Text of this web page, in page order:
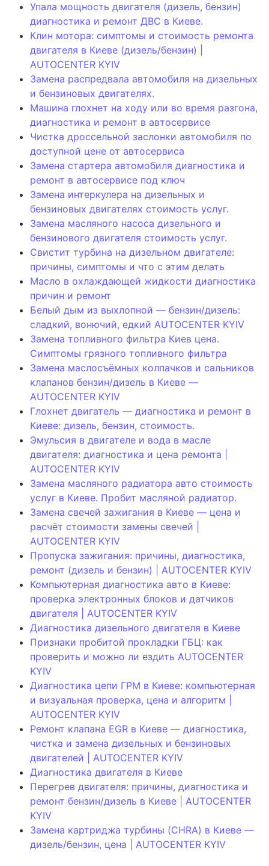
Упала мощность двигателя (дизель, бензин)
диагностика и ремонт ДВС в Киеве.
Клин мотора: симптомы и стоимость ремонта
двигателя в Киеве (дизель/бензин) |
AUTOCENTER KYIV
Замена распредвала автомобиля на дизельных
и бензиновых двигателях.
Машина глохнет на ходу или во время разгона,
диагностика и ремонт в автосервисе
Чистка дроссельной заслонки автомобиля по
доступной цене от автосервиса
Замена стартера автомобиля диагностика и
ремонт в автосервисе под ключ
Замена интеркулера на дизельных и
бензиновых двигателях стоимость услуг.
Замена масляного насоса дизельного и
бензинового двигателя стоимость услуг.
Свистит турбина на дизельном двигателе:
причины, симптомы и что с этим делать
Масло в охлаждающей жидкости диагностика
причин и ремонт
Белый дым из выхлопной — бензин/дизель:
сладкий, вонючий, едкий AUTOCENTER KYIV
Замена топливного фильтра Киев цена.
Симптомы грязного топливного фильтра
Замена маслосъёмных колпачков и сальников
клапанов бензин/дизель в Киеве —
AUTOCENTER KYIV
Глохнет двигатель — диагностика и ремонт в
Киеве: дизель, бензин, стоимость.
Эмульсия в двигателе и вода в масле
двигателя: диагностика и цена ремонта |
AUTOCENTER KYIV
Замена масляного радиатора авто стоимость
услуг в Киеве. Пробит масляной радиатор.
Замена свечей зажигания в Киеве — цена и
расчёт стоимости замены свечей |
AUTOCENTER KYIV
Пропуска зажигания: причины, диагностика,
ремонт (дизель и бензин) | AUTOCENTER KYIV
Компьютерная диагностика авто в Киеве:
проверка электронных блоков и датчиков
двигателя | AUTOCENTER KYIV
Диагностика дизельного двигателя в Киеве
Признаки пробитой прокладки ГБЦ: как
проверить и можно ли ездить AUTOCENTER
KYIV
Диагностика цепи ГРМ в Киеве: компьютерная
и визуальная проверка, цена и алгоритм |
AUTOCENTER KYIV
Ремонт клапана EGR в Киеве — диагностика,
чистка и замена дизельных и бензиновых
двигателей | AUTOCENTER KYIV
Диагностика двигателя в Киеве
Перегрев двигателя: причины, диагностика и
ремонт бензин/дизель в Киеве | AUTOCENTER
KYIV
Замена картриджа турбины (CHRA) в Киеве —
дизель/бензин, цена | AUTOCENTER KYIV